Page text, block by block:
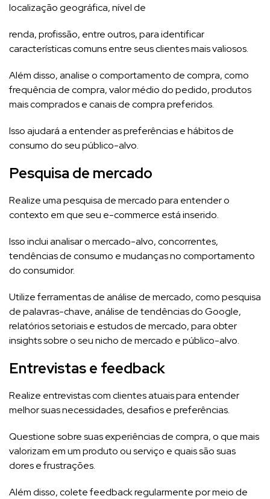
localização geográfica, nível de
renda, profissão, entre outros, para identificar
características comuns entre seus clientes mais valiosos.
Além disso, analise o comportamento de compra, como
frequência de compra, valor médio do pedido, produtos
mais comprados e canais de compra preferidos.
Isso ajudará a entender as preferências e hábitos de
consumo do seu público-alvo.
Pesquisa de mercado
Realize uma pesquisa de mercado para entender o
contexto em que seu e-commerce está inserido.
Isso inclui analisar o mercado-alvo, concorrentes,
tendências de consumo e mudanças no comportamento
do consumidor.
Utilize ferramentas de análise de mercado, como pesquisa
de palavras-chave, análise de tendências do Google,
relatórios setoriais e estudos de mercado, para obter
insights sobre o seu nicho de mercado e público-alvo.
Entrevistas e feedback
Realize entrevistas com clientes atuais para entender
melhor suas necessidades, desafios e preferências.
Questione sobre suas experiências de compra, o que mais
valorizam em um produto ou serviço e quais são suas
dores e frustrações.
Além disso, colete feedback regularmente por meio de